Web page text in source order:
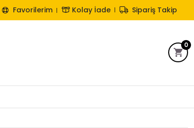
Kolay İade Sipariş Takip
Favorilerim
0